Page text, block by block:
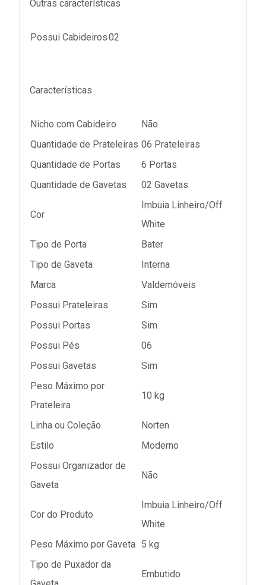
Outras características
Possui Cabideiros02
Características
Nicho com Cabideiro
Não
Quantidade de Prateleiras 06 Prateleiras
Quantidade de Portas
6 Portas
Quantidade de Gavetas
02 Gavetas
Cor
Imbuia Linheiro/Off
White
Tipo de Porta
Bater
Tipo de Gaveta
Interna
Marca
Valdemóveis
Possui Prateleiras
Sim
Possui Portas
Sim
Possui Pés
06
Possui Gavetas
Sim
Peso Máximo por
Prateleira
10 kg
Linha ou Coleção
Norten
Estilo
Moderno
Possui Organizador de
Gaveta
Não
Cor do Produto
Imbuia Linheiro/Off
White
Peso Máximo por Gaveta 5 kg
Tipo de Puxador da
Embutido